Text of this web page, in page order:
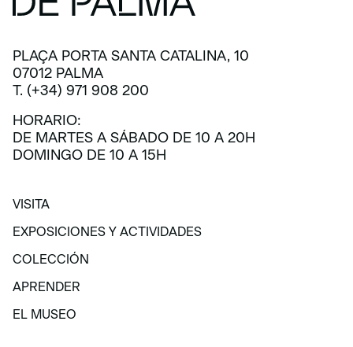
PLAÇA PORTA SANTA CATALINA, 10
07012 PALMA
T. (+34) 971 908 200
HORARIO:
DE MARTES A SÁBADO DE 10 A 20H
DOMINGO DE 10 A 15H
VISITA
EXPOSICIONES Y ACTIVIDADES
EXPOSICIONES Y ACTIVIDADES
COLECCIÓN
APRENDER
EL MUSEO